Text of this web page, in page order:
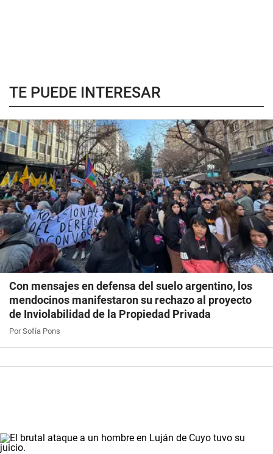
TE PUEDE INTERESAR
Con mensajes en defensa del suelo argentino, los
mendocinos manifestaron su rechazo al proyecto
de Inviolabilidad de la Propiedad Privada
Por Sofía Pons